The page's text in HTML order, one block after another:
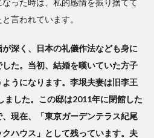
言われています。
深く、日本の礼儀作法なども身に
た。当初、結婚を嘆いていた方子
うになります。李垠夫妻は旧李王
ました。この邸は2011年に閉館した
現在、「東京ガーデンテラス紀尾
ハウス」として残っています。夫